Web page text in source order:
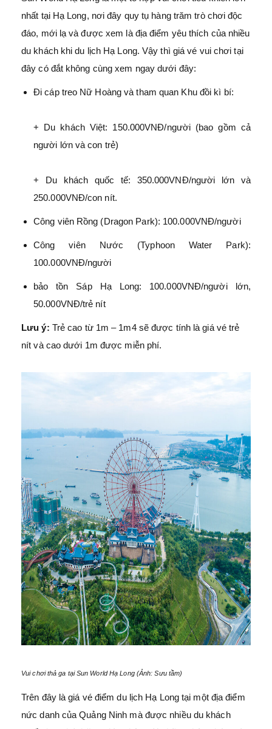
nhất tại Hạ Long, nơi đây quy tụ hàng trăm trò chơi độc
đáo, mới lạ và được xem là địa điểm yêu thích của nhiều
du khách khi du lịch Hạ Long. Vậy thì giá vé vui chơi tại
đây có đắt không cùng xem ngay dưới đây:
Đi cáp treo Nữ Hoàng và tham quan Khu đồi kì bí:
+ Du khách Việt: 150.000VNĐ/người (bao gồm cả
người lớn và con trẻ)
+ Du khách quốc tế: 350.000VNĐ/người lớn và
250.000VNĐ/con nít.
Công viên Rồng (Dragon Park): 100.000VNĐ/người
Công viên Nước (Typhoon Water Park):
100.000VNĐ/người
bảo tồn Sáp Hạ Long: 100.000VNĐ/người lớn,
50.000VNĐ/trẻ nít
Lưu ý: Trẻ cao từ 1m – 1m4 sẽ được tính là giá vé trẻ
nít và cao dưới 1m được miễn phí.
Vui chơi thả ga tại Sun World Hạ Long (Ảnh: Sưu tầm)
Trên đây là giá vé điểm du lịch Hạ Long tại một địa điểm
nức danh của Quảng Ninh mà được nhiều du khách